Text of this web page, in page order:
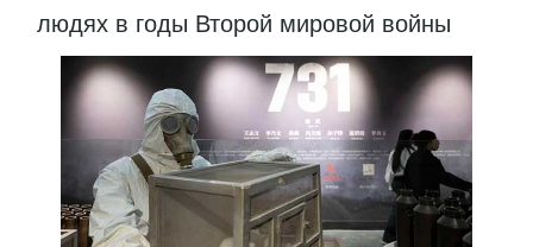
людях в годы Второй мировой войны